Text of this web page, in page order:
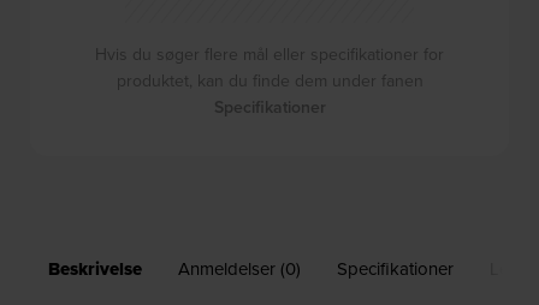
Beskrivelse Anmeldelser (0) Specifikationer
Hvis du søger flere mål eller specifikationer for
produktet, kan du finde dem under fanen
Specifikationer